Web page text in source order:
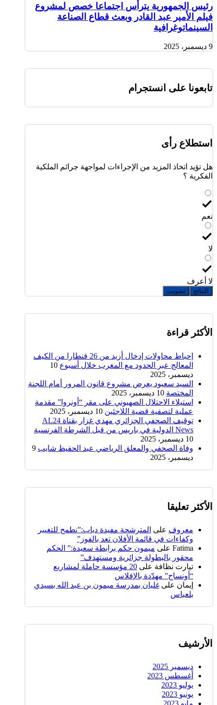
رئيس الجمهورية يترأس اجتماعا خصص لمشروع
فيلم الأمير عبد القادر وبعث قطاع الصناعة
السينماتوغرافية
9 ديسمبر، 2025
تابعونا على انستجرام
استطلاع رأى
هل تؤيد اتخاذ المزيد من الإجراءات لمواجهة جرائم الملكية
الفكرية ؟
نعم
لا
لا أعرف
النتائج تصويت
الأكثر قراءة
إحباط محاولات إدخال أزيد من 26 قنطارا من الكيف
المعالج عبر الحدود مع المغرب خلال أسبوع 10
ديسمبر، 2025
السيد سعيود يعرض مشروع قانون المرور أمام اللجنة
المختصة 10 ديسمبر، 2025
استيلاء الاحتلال الصهيوني على مقر “أونروا” مقدمة
عملية لتصفية قضية اللاجئين 10 ديسمبر، 2025
توقيف الصحفي الجزائري مهدي غزار بقناة AL24
News الدولية في باريس من قبل الشرطة الفرنسية
10 ديسمبر، 2025
وفاة الصحفي والمعلق الرياضي عبد الحفيظ شايب 9
ديسمبر، 2025
الأكثر تعليقا
معروف على المترشحة مفيدة دياب:”نطمح للتغيير
وكفاءات في قائمة الأفلان تعد بالفوز”
Fatima على ميمون حكم برابطة سعيدة:” الحكم
محقور بالبطولة جزائرية ومستهدف”
تيارت نظافة على
20 مؤسسة حاملة لمشاريع
“أونساج” مهدّدة بالإفلاس
إيمان على غليان بمدرسة ميمون بن عبد الله بسيدي
بلعباس
الأرشيف
ديسمبر 2025
أغسطس 2023
يوليو 2023
يونيو 2023